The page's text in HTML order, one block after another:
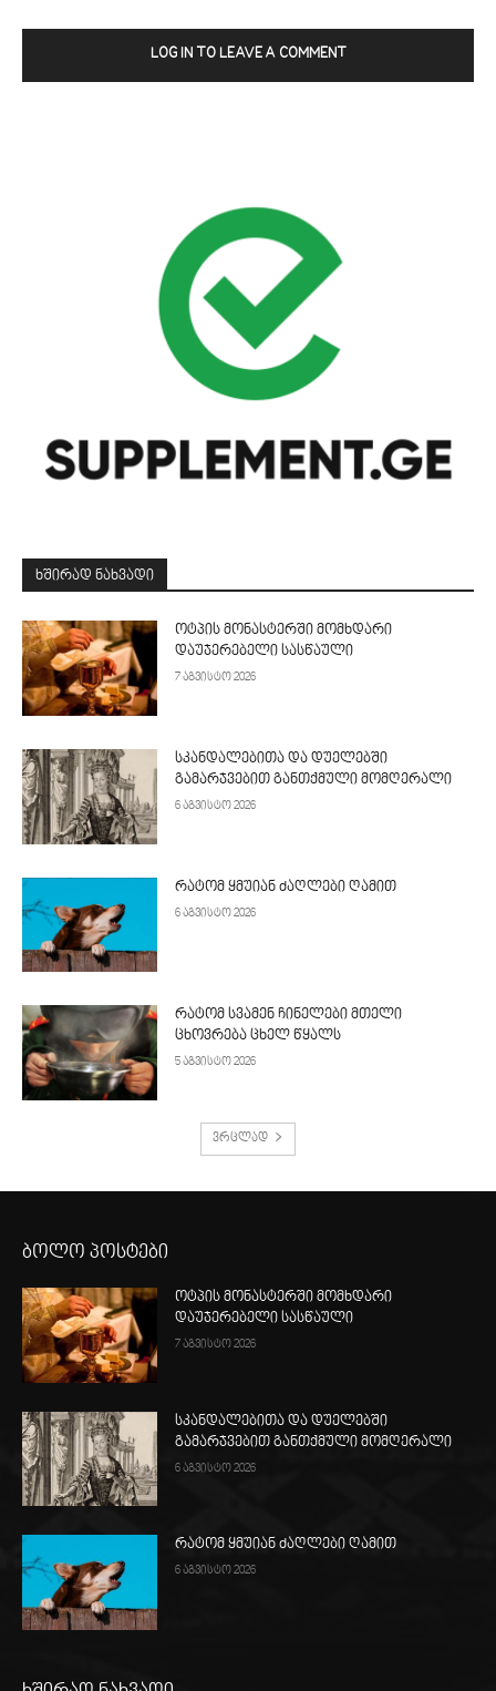
LOG IN TO LEAVE A COMMENT
ᲮᲨᲘᲠᲐᲓ ᲜᲐᲮᲕᲐᲓᲘ
ოტპის მონასტერში მომხდარი
დაუჯერებელი სასწაული
7 აგვისტო 2026
სკანდალებითა და დუელებში
გამარჯვებით განთქმული მომღერალი
6 აგვისტო 2026
რატომ ყმუიან ძაღლები ღამით
6 აგვისტო 2026
რატომ სვამენ ჩინელები მთელი
ცხოვრება ცხელ წყალს
5 აგვისტო 2026
ვრცლად
ბოლო პოსტები
ოტპის მონასტერში მომხდარი
დაუჯერებელი სასწაული
7 აგვისტო 2026
სკანდალებითა და დუელებში
გამარჯვებით განთქმული მომღერალი
6 აგვისტო 2026
რატომ ყმუიან ძაღლები ღამით
6 აგვისტო 2026